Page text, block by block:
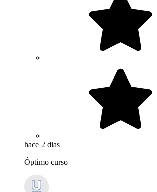
hace 2 dias
Óptimo curso